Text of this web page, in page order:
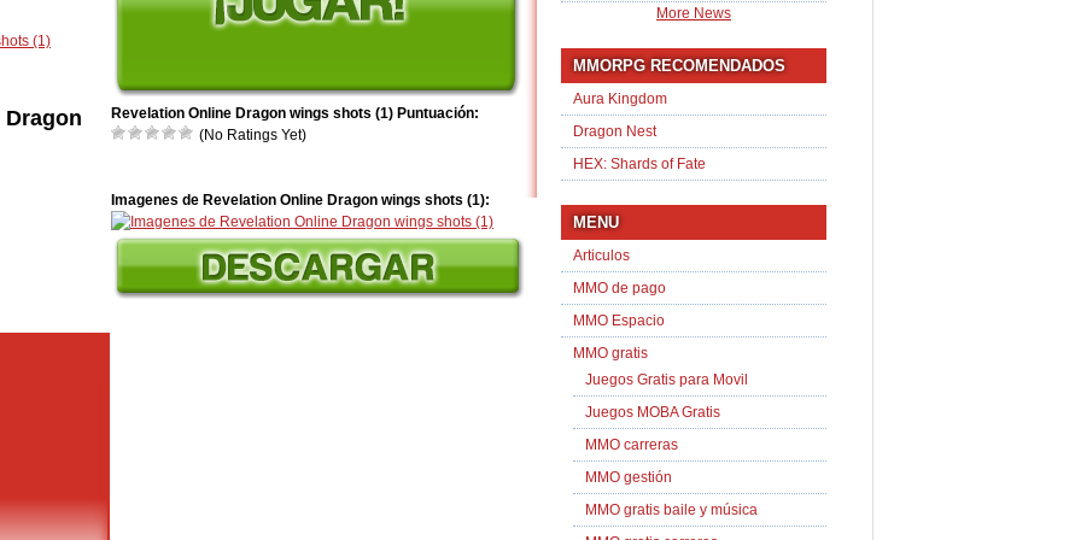
Revelation Online Dragon wings shots (1) Puntuación:
(No Ratings Yet)
Imagenes de Revelation Online Dragon wings shots (1):
(1)
More News
MMORPG RECOMENDADOS
Aura Kingdom
Dragon Nest
HEX: Shards of Fate
MENU
Articulos
MMO de pago
MMO Espacio
MMO gratis
Juegos Gratis para Movil
Juegos MOBA Gratis
MMO carreras
MMO gestión
MMO gratis baile y música